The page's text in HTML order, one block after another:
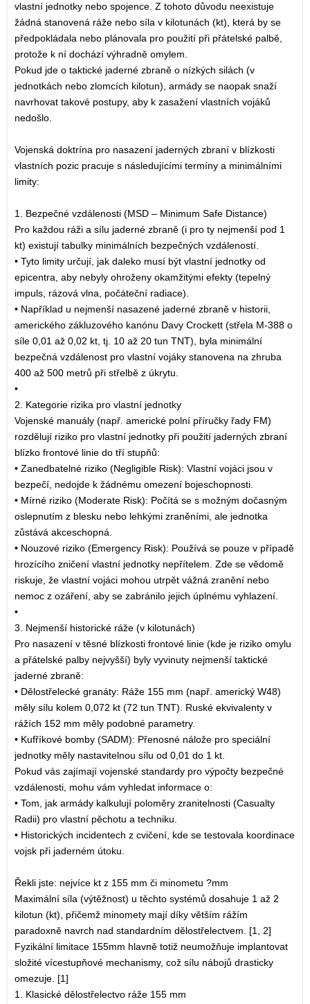
vlastní jednotky nebo spojence. Z tohoto důvodu neexistuje
žádná stanovená ráže nebo síla v kilotunách (kt), která by se
předpokládala nebo plánovala pro použití při přátelské palbě,
protože k ní dochází výhradně omylem.
Pokud jde o taktické jaderné zbraně o nízkých silách (v
jednotkách nebo zlomcích kilotun), armády se naopak snaží
navrhovat takové postupy, aby k zasažení vlastních vojáků
nedošlo.
Vojenská doktrína pro nasazení jaderných zbraní v blízkosti
vlastních pozic pracuje s následujícími termíny a minimálními
limity:
1. Bezpečné vzdálenosti (MSD – Minimum Safe Distance)
Pro každou ráži a sílu jaderné zbraně (i pro ty nejmenší pod 1
kt) existují tabulky minimálních bezpečných vzdáleností.
• Tyto limity určují, jak daleko musí být vlastní jednotky od
epicentra, aby nebyly ohroženy okamžitými efekty (tepelný
impuls, rázová vlna, počáteční radiace).
• Například u nejmenší nasazené jaderné zbraně v historii,
amerického zákluzového kanónu Davy Crockett (střela M-388 o
síle 0,01 až 0,02 kt, tj. 10 až 20 tun TNT), byla minimální
bezpečná vzdálenost pro vlastní vojáky stanovena na zhruba
400 až 500 metrů při střelbě z úkrytu.
•
2. Kategorie rizika pro vlastní jednotky
Vojenské manuály (např. americké polní příručky řady FM)
rozdělují riziko pro vlastní jednotky při použití jaderných zbraní
blízko frontové linie do tří stupňů:
• Zanedbatelné riziko (Negligible Risk): Vlastní vojáci jsou v
bezpečí, nedojde k žádnému omezení bojeschopnosti.
• Mírné riziko (Moderate Risk): Počítá se s možným dočasným
oslepnutím z blesku nebo lehkými zraněními, ale jednotka
zůstává akceschopná.
• Nouzové riziko (Emergency Risk): Používá se pouze v případě
hrozícího zničení vlastní jednotky nepřítelem. Zde se vědomě
riskuje, že vlastní vojáci mohou utrpět vážná zranění nebo
nemoc z ozáření, aby se zabránilo jejich úplnému vyhlazení.
•
3. Nejmenší historické ráže (v kilotunách)
Pro nasazení v těsné blízkosti frontové linie (kde je riziko omylu
a přátelské palby nejvyšší) byly vyvinuty nejmenší taktické
jaderné zbraně:
• Dělostřelecké granáty: Ráže 155 mm (např. americký W48)
měly sílu kolem 0,072 kt (72 tun TNT). Ruské ekvivalenty v
rážích 152 mm měly podobné parametry.
• Kufříkové bomby (SADM): Přenosné nálože pro speciální
jednotky měly nastavitelnou sílu od 0,01 do 1 kt.
Pokud vás zajímají vojenské standardy pro výpočty bezpečné
vzdálenosti, mohu vám vyhledat informace o:
• Tom, jak armády kalkulují poloměry zranitelnosti (Casualty
Radii) pro vlastní pěchotu a techniku.
• Historických incidentech z cvičení, kde se testovala koordinace
vojsk při jaderném útoku.
Řekli jste: nejvíce kt z 155 mm či minometu ?mm
Maximální síla (výtěžnost) u těchto systémů dosahuje 1 až 2
kilotun (kt), přičemž minomety mají díky větším rážím
paradoxně navrch nad standardním dělostřelectvem. [1, 2]
Fyzikální limitace 155mm hlavně totiž neumožňuje implantovat
složité vícestupňové mechanismy, což sílu nábojů drasticky
omezuje. [1]
1. Klasické dělostřelectvo ráže 155 mm